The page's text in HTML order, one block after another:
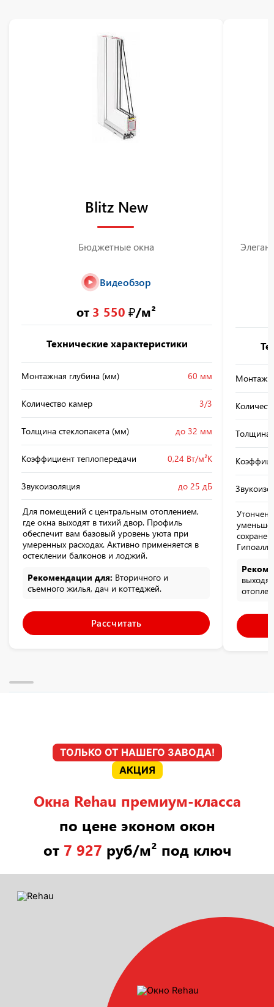
Blitz New
Бюджетные окна
Видеобзор
от 3 550 ₽/м²
Технические характеристики
Монтажная глубина (мм) 60 мм
Количество камер 3/3
Толщина стеклопакета (мм) до 32 мм
Коэффициент теплопередачи 0,24 Вт/м²К
Звукоизоляция до 25 дБ
Для помещений с центральным отоплением,
где окна выходят в тихий двор. Профиль
обеспечит вам базовый уровень уюта при
умеренных расходах. Активно применяется в
остеклении балконов и лоджий.
Рекомендации для: Вторичного и
съемного жилья, дач и коттеджей.
Рассчитать
Толщина
АКЦИЯ
ТОЛЬКО ОТ НАШЕГО ЗАВОДА!
Окна Rehau премиум-класса
по цене эконом окон
от 7 927 руб/м² под ключ